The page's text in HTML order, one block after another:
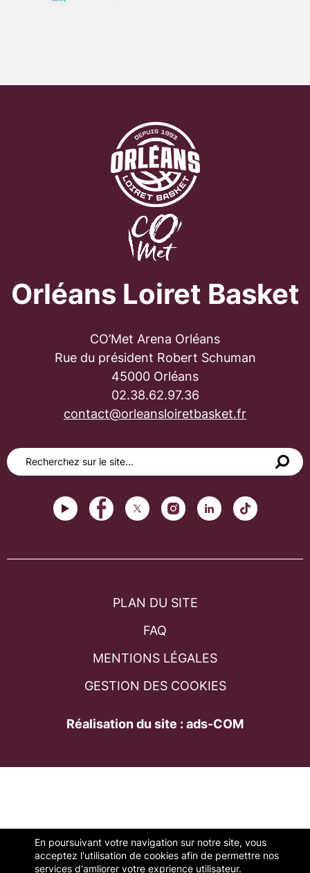
En poursuivant votre navigation sur notre site, vous
acceptez l'utilisation de cookies afin de permettre nos
services d'amliorer votre exprience utilisateur.
Orléans Loiret Basket
CO’Met Arena Orléans
Rue du président Robert Schuman
45000 Orléans
02.38.62.97.36
contact@orleansloiretbasket.fr
PLAN DU SITE
FAQ
MENTIONS LÉGALES
GESTION DES COOKIES
Réalisation du site : ads-COM